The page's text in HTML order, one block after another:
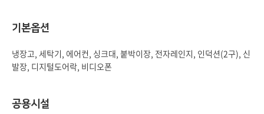
기본옵션
냉장고, 세탁기, 에어컨, 싱크대, 붙박이장, 전자레인지, 인덕션(2구), 신
발장, 디지털도어락, 비디오폰
공용시설